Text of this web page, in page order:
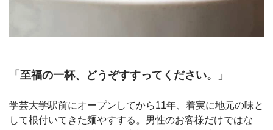
「至福の一杯、どうぞすすってください。」
学芸大学駅前にオープンしてから11年、着実に地元の味と
して根付いてきた麺やすする。男性のお客様だけではな